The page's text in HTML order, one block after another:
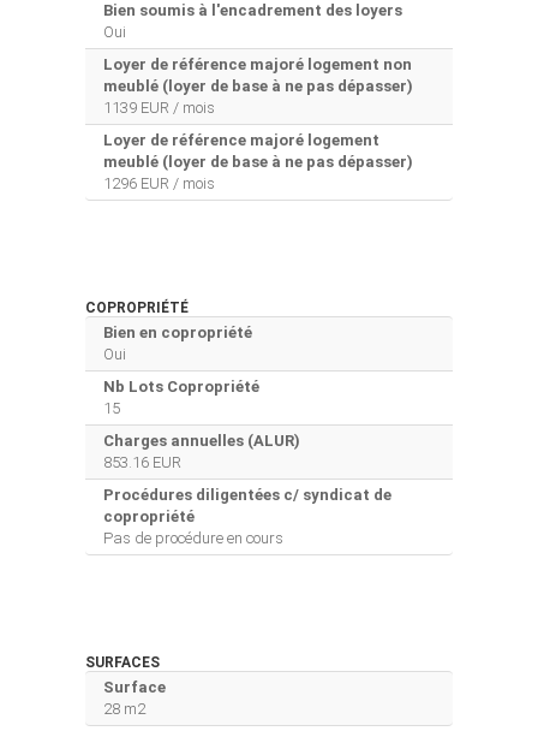
Bien soumis à l'encadrement des loyers
Oui
Loyer de référence majoré logement non
meublé (loyer de base à ne pas dépasser)
1139 EUR / mois
Loyer de référence majoré logement
meublé (loyer de base à ne pas dépasser)
1296 EUR / mois
COPROPRIÉTÉ
Bien en copropriété
Oui
Nb Lots Copropriété
15
Charges annuelles (ALUR)
853.16 EUR
Procédures diligentées c/ syndicat de
copropriété
Pas de procédure en cours
SURFACES
Surface
28 m2